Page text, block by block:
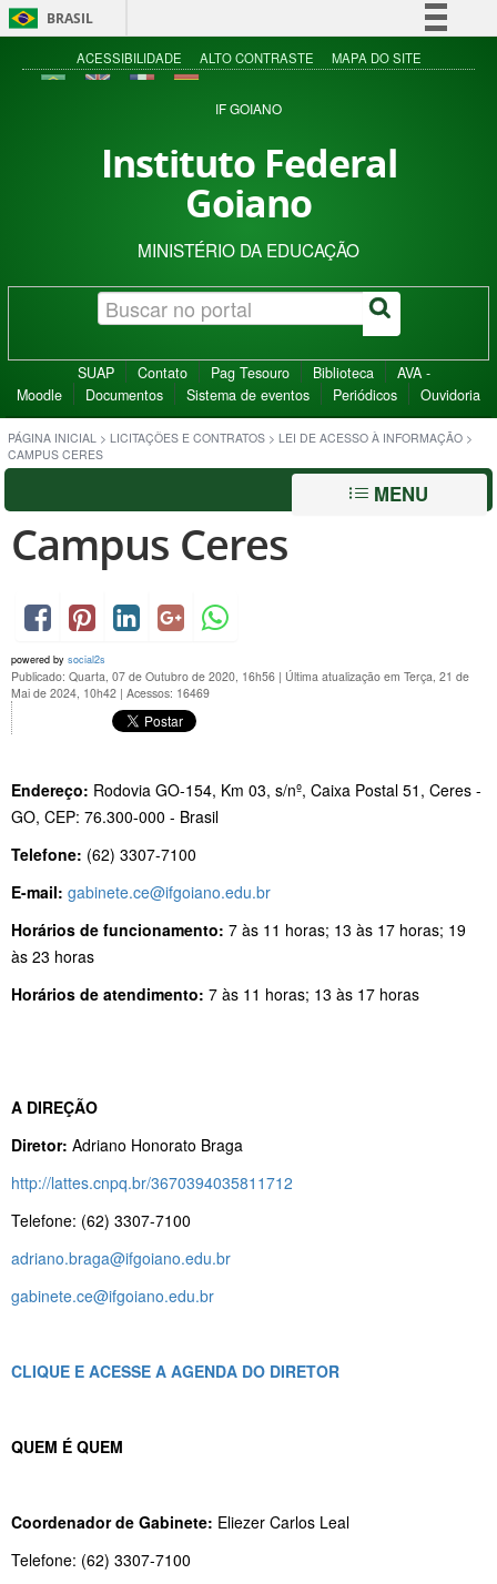
BRASIL
Simplifique!
Acesso à informação
ACESSIBILIDADE ALTO CONTRASTE MAPA DO SITE
IF GOIANO
Instituto Federal
Goiano
MINISTÉRIO DA EDUCAÇÃO
SUAP Contato Pag Tesouro Biblioteca
AVA -
Moodle
Documentos Sistema de eventos Periódicos Ouvidoria
PÁGINA INICIAL > LICITAÇÕES E CONTRATOS > LEI DE ACESSO À INFORMAÇÃO >
CAMPUS CERES
MENU
Campus Ceres
powered by social2s
Publicado: Quarta, 07 de Outubro de 2020, 16h56 | Última atualização em Terça, 21 de
Mai de 2024, 10h42 | Acessos: 16469
Endereço: Rodovia GO-154, Km 03, s/nº, Caixa Postal 51, Ceres -
GO, CEP: 76.300-000 - Brasil
Telefone: (62) 3307-7100
E-mail: gabinete.ce@ifgoiano.edu.br
Horários de funcionamento: 7 às 11 horas; 13 às 17 horas; 19
às 23 horas
Horários de atendimento: 7 às 11 horas; 13 às 17 horas
A DIREÇÃO
Diretor: Adriano Honorato Braga
http://lattes.cnpq.br/3670394035811712
Telefone: (62) 3307-7100
adriano.braga@ifgoiano.edu.br
gabinete.ce@ifgoiano.edu.br
CLIQUE E ACESSE A AGENDA DO DIRETOR
QUEM É QUEM
Coordenador de Gabinete: Eliezer Carlos Leal
Telefone: (62) 3307-7100